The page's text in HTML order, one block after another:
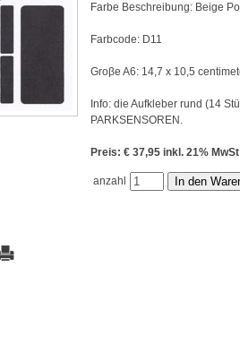
Farbe Beschreibung: Beige
Farbcode: D11
Groβe A6: 14,7 x 10,5
Info: die Aufkleber rund (14
PARKSENSOREN.
Preis: € 37,95 inkl. 21%
anzahl